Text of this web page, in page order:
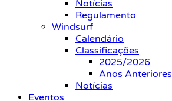
Notícias
Regulamento
Windsurf
Calendário
Classificações
2025/2026
Anos Anteriores
Notícias
Eventos